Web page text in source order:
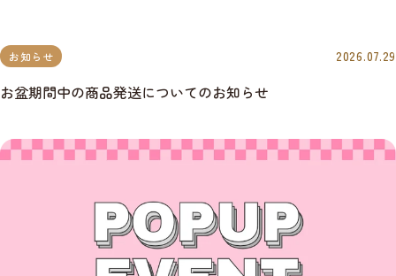
お知らせ 2026.07.29
お盆期間中の商品発送についてのお知らせ